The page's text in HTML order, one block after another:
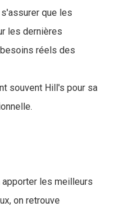
que les
les dernières
réels des
souvent Hill's pour sa
les meilleurs
on retrouve